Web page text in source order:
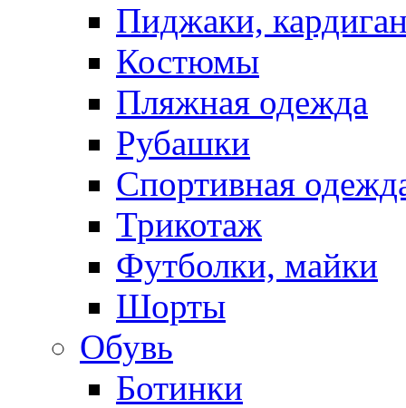
Пиджаки,
Костюмы
Пляжная одежда
Рубашки
Спортивная
Трикотаж
Футболки, майки
Шорты
Обувь
Ботинки